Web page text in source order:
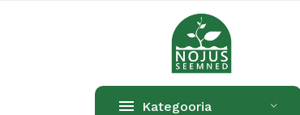
Kategooria